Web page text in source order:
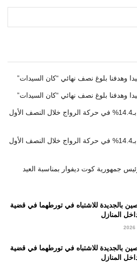
وهدفنا بلوغ نصف نهائي “كان السيدات”
وهدفنا بلوغ نصف نهائي “كان السيدات”
الموانئ المغربية تحقق نمواً بـ14.4% في حركة الرواج خلال النصف الأول
الموانئ المغربية تحقق نمواً بـ14.4% في حركة الرواج خلال النصف الأول
جمهورية كوت ديفوار بمناسبة العيد
بالجديدة للاشتباه في تورطهما في قضية
المنازل
بالجديدة للاشتباه في تورطهما في قضية
المنازل